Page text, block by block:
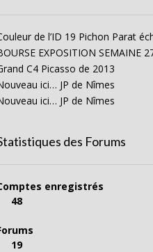
de l’ID 19 Pichon Parat
EXPOSITION SEMAINE
C4 Picasso de 2013
ici… JP de Nîmes
ici… JP de Nîmes
des Forums
enregistrés
48
19